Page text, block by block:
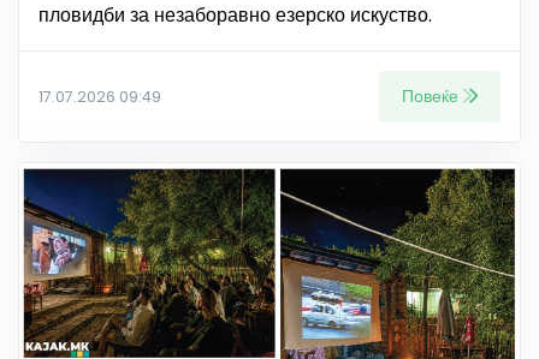
пловидби за незаборавно езерско искуство.
17.07.2026 09:49 Повеќе